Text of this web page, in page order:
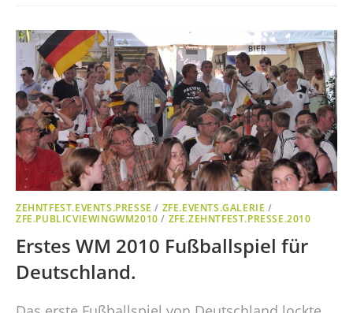
ZEHNTFEST.EVENTS.PRESSE / ZFE.EVENTS.GALERIE /
ZFE.PUBLICVIEWINGWM2010 / ZFE.ZEHNTFEST.PRESSE.2010
Erstes WM 2010 Fußballspiel für
Deutschland.